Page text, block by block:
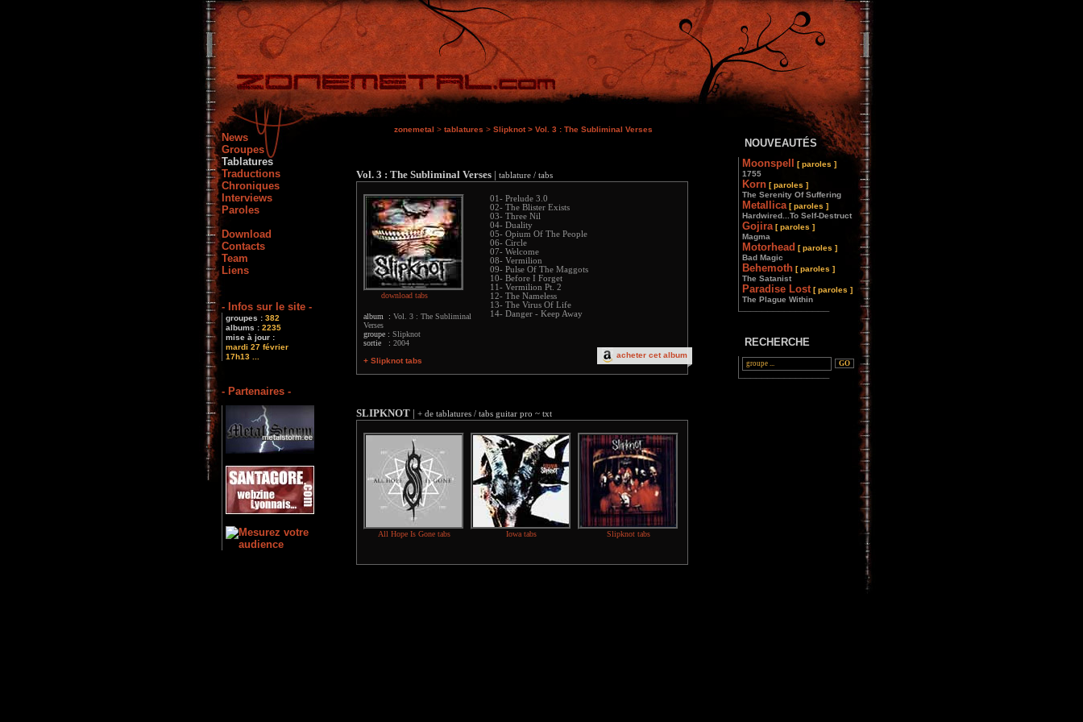
News
Groupes
Tablatures
Traductions
Chroniques
Interviews
Paroles
Download
Contacts
Team
Liens
- Infos sur le site -
groupes : 382
albums : 2235
mise à jour :
mardi 27 février
17h13 ...
- Partenaires -
zonemetal > tablatures > Slipknot > Vol. 3 : The Subliminal Verses
Vol. 3 : The Subliminal Verses | tablature / tabs
acheter cet album
download tabs
album : Vol. 3 : The Subliminal
Verses
groupe : Slipknot
sortie : 2004
+ Slipknot tabs
01- Prelude 3.0
02- The Blister Exists
03- Three Nil
04- Duality
05- Opium Of The People
06- Circle
07- Welcome
08- Vermilion
09- Pulse Of The Maggots
10- Before I Forget
11- Vermilion Pt. 2
12- The Nameless
13- The Virus Of Life
14- Danger - Keep Away
SLIPKNOT | + de tablatures / tabs guitar pro ~ txt
All Hope Is Gone tabs Iowa tabs Slipknot tabs
NOUVEAUTÉS
Moonspell
[ paroles ]
1755
Korn [ paroles ]
The Serenity Of Suffering
Metallica [ paroles ]
Hardwired...To Self-Destruct
Gojira [ paroles ]
Magma
Motorhead [ paroles ]
Bad Magic
Behemoth [ paroles ]
The Satanist
Paradise Lost [ paroles ]
The Plague Within
________________
RECHERCHE
________________